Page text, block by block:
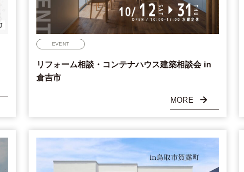
EVENT
リフォーム相談・コンテナハウス建築相談会 in
倉吉市
MORE